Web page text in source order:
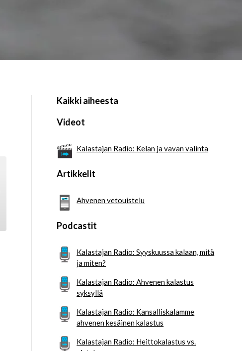
Kaikki aiheesta
Videot
Kalastajan Radio: Kelan ja vavan valinta
Artikkelit
Ahvenen vetouistelu
Podcastit
Kalastajan Radio: Syyskuussa kalaan, mitä
ja miten?
Kalastajan Radio: Ahvenen kalastus
syksyllä
Kalastajan Radio: Kansalliskalamme
ahvenen kesäinen kalastus
Kalastajan Radio: Heittokalastus vs.